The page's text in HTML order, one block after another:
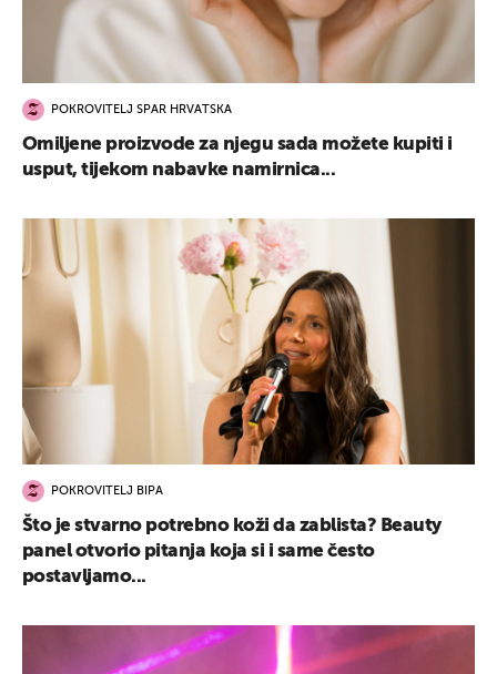
POKROVITELJ SPAR HRVATSKA
Omiljene proizvode za njegu sada možete kupiti i
usput, tijekom nabavke namirnica...
POKROVITELJ BIPA
Što je stvarno potrebno koži da zablista? Beauty
panel otvorio pitanja koja si i same često
postavljamo...